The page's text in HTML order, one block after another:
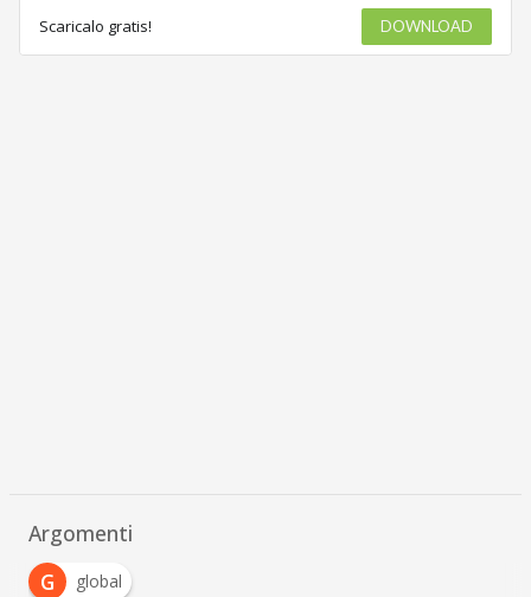
Scaricalo gratis! DOWNLOAD
Argomenti
G
global